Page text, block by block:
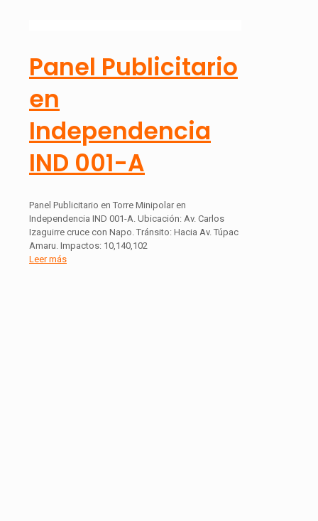
Panel Publicitario
en
Independencia
IND 001-A
Panel Publicitario en Torre Minipolar en
Independencia IND 001-A. Ubicación: Av. Carlos
Izaguirre cruce con Napo. Tránsito: Hacia Av. Túpac
Amaru. Impactos: 10,140,102
Leer más